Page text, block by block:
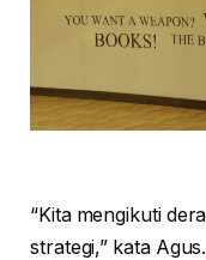
“Kita mengikuti
strategi,” kata